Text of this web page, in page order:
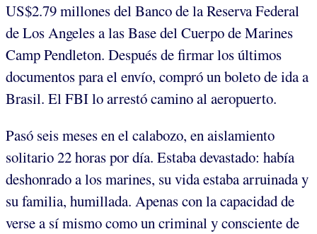
US$2.79 millones del Banco de la Reserva Federal
de Los Angeles a las Base del Cuerpo de Marines
Camp Pendleton. Después de firmar los últimos
documentos para el envío, compró un boleto de ida a
Brasil. El FBI lo arrestó camino al aeropuerto.
Pasó seis meses en el calabozo, en aislamiento
solitario 22 horas por día. Estaba devastado: había
deshonrado a los marines, su vida estaba arruinada y
su familia, humillada. Apenas con la capacidad de
verse a sí mismo como un criminal y consciente de